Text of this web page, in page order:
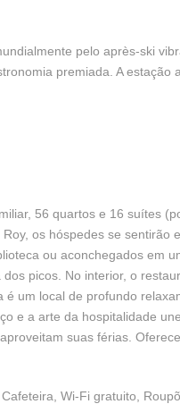
pelo après-ski
premiada. A estação
56 quartos e 16 suítes
os hóspedes se sentirão
ou aconchegados em
picos. No interior, o
um local de profundo
e a arte da hospitalidade
suas férias.
Wi-Fi gratuito,